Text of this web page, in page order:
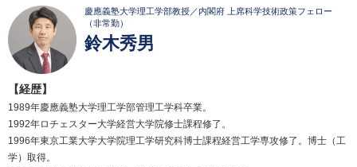
慶應義塾大学理工学部教授／内閣府 上席科学技術政策フェロー
（非常勤）
鈴木秀男
【経歴】
1989年慶應義塾大学理工学部管理工学科卒業。
1992年ロチェスター大学経営大学院修士課程修了。
1996年東京工業大学大学院理工学研究科博士課程経営工学専攻修了。博士（工
学）取得。